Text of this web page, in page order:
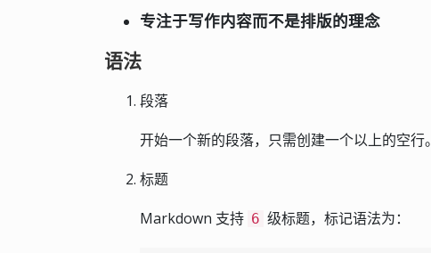
专注于写作内容而不是排版的理念
语法
段落
开始一个新的段落，只需创建一个以上的空行。
标题
Markdown 支持 6 级标题，标记语法为：